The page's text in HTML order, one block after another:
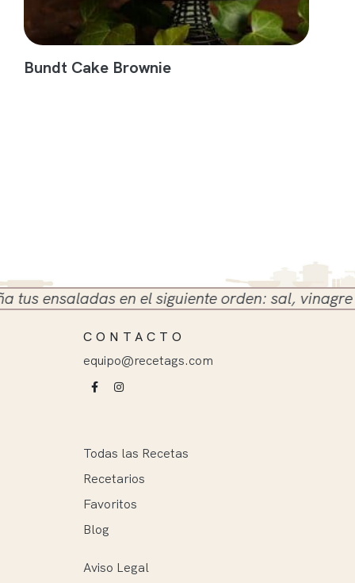
Bundt Cake Brownie
en el siguiente orden: sal, vinagre y
CONTACTO
equipo@recetags.com
Todas las Recetas
Recetarios
Favoritos
Blog
Aviso Legal